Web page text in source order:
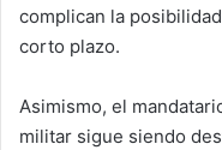
complican la
corto plazo.
Asimismo, el
militar sigue siendo